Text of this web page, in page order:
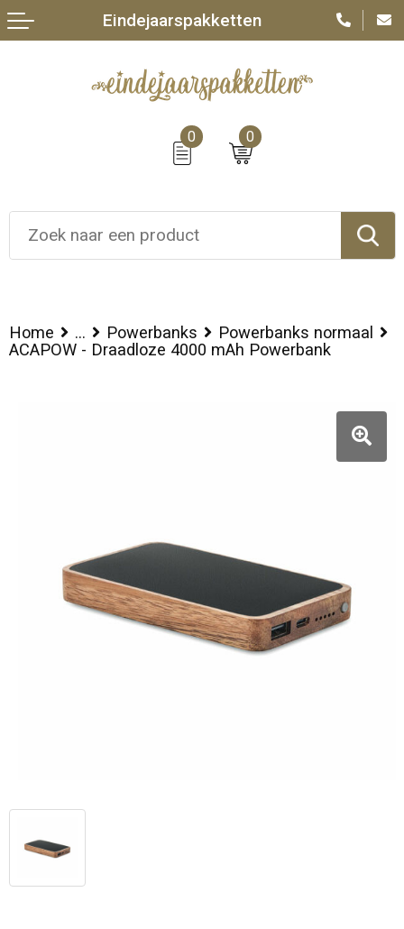
0 0
Eindejaarspakketten
Home ... Powerbanks
Powerbanks normaal
ACAPOW - Draadloze 4000 mAh Powerbank